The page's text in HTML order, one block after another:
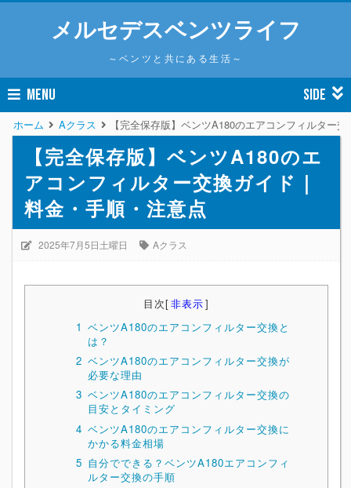
メルセデスベンツライフ
～ベンツと共にある生活～
MENU SIDE
ホーム Aクラス 【完全保存版】ベンツA180のエアコンフィルター
【完全保存版】ベンツA180のエ
アコンフィルター交換ガイド｜
料金・手順・注意点
2025年7月5日土曜日 Aクラス
目次[非表示]
1 ベンツA180のエアコンフィルター交換と
は？
2 ベンツA180のエアコンフィルター交換が
必要な理由
3 ベンツA180のエアコンフィルター交換の
目安とタイミング
4 ベンツA180のエアコンフィルター交換に
かかる料金相場
5 自分でできる？ベンツA180エアコンフィ
ルター交換の手順